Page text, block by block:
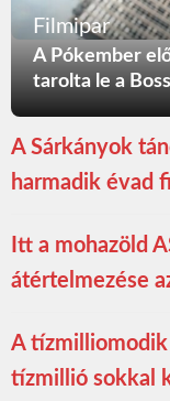
Filmipar
A Pókember
tarolta le a
A Sárkányok
harmadik évad
Itt a mohazöld
átértelmezése
A tízmilliomodik
tízmillió sokkal